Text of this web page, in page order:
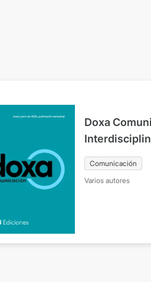
Doxa
Nº42 enero-
Comunicación
Varios autores